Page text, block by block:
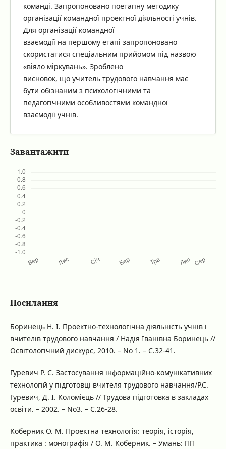
команді. Запропоновано поетапну методику
організації командної проектної діяльності учнів.
Для організації командної
взаємодії на першому етапі запропоновано
скористатися спеціальним прийомом під назвою
«віяло міркувань». Зроблено
висновок, що учитель трудового навчання має
бути обізнаним з психологічними та
педагогічними особливостями командної
взаємодії учнів.
Завантажити
Посилання
Боринець Н. І. Проектно-технологічна діяльність учнів і
вчителів трудового навчання / Надія Іванівна Боринець //
Освітологічний дискурс, 2010. – No 1. – С.32-41.
Гуревич Р. С. Застосування інформаційно-комунікативних
технологій у підготовці вчителя трудового навчання/Р.С.
Гуревич, Д. І. Коломієць // Трудова підготовка в закладах
освіти. – 2002. – No3. – С.26-28.
Коберник О. М. Проектна технологія: теорія, історія,
практика : монографія / О. М. Коберник. – Умань: ПП